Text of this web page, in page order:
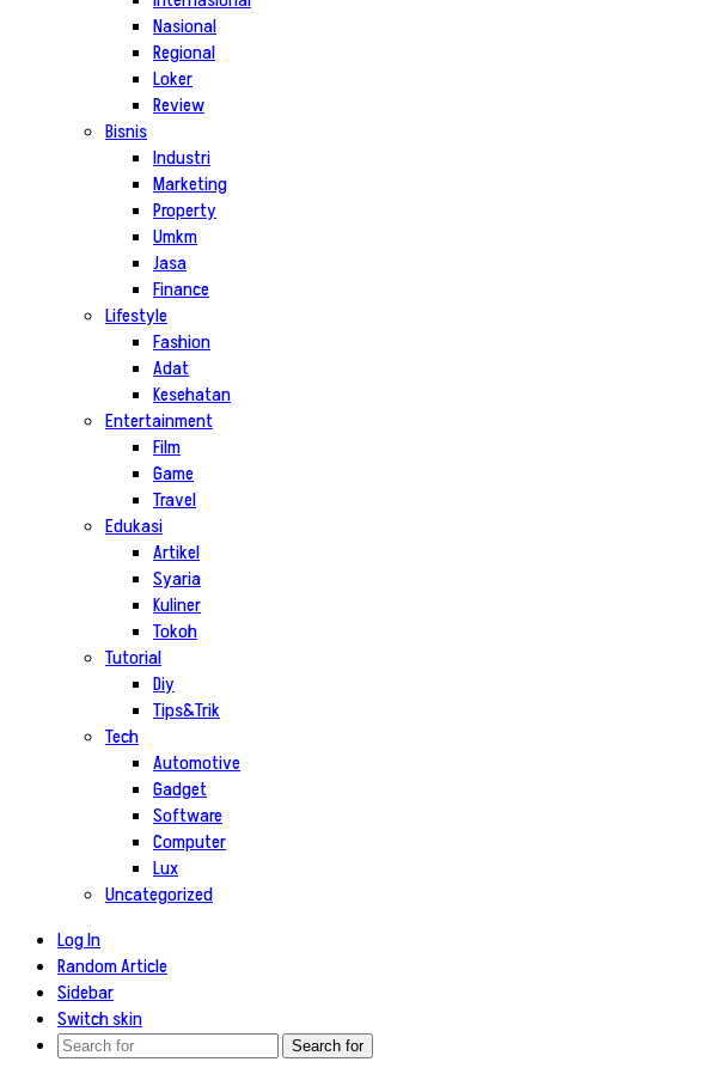
Nasional
Regional
Loker
Review
Bisnis
Industri
Marketing
Property
Umkm
Jasa
Finance
Lifestyle
Fashion
Adat
Kesehatan
Entertainment
Film
Game
Travel
Edukasi
Artikel
Syaria
Kuliner
Tokoh
Tutorial
Diy
Tips&Trik
Tech
Automotive
Gadget
Software
Computer
Lux
Uncategorized
Log In
Random Article
Sidebar
Switch skin
Search for